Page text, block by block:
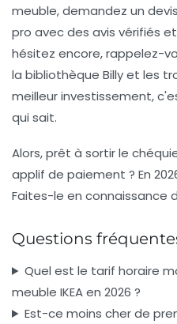
meuble, demandez un
pro avec des avis vérifiés
hésitez encore, rappelez-
la bibliothèque Billy et les
meilleur investissement,
qui sait.
Alors, prêt à sortir le
applif de paiement ? En
Faites-le en connaissance
Questions
Quel est le tarif horaire
meuble IKEA en 2026 ?
Est-ce moins cher de